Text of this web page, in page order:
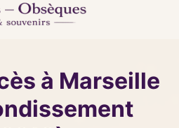
à Marseille